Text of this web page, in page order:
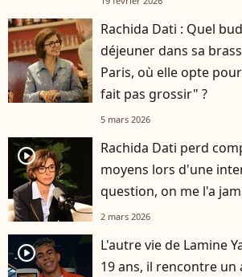
Rachida Dati : Quel
déjeuner dans sa
Paris, où elle opte
fait pas grossir" ?
5 mars 2026
player2
Rachida Dati perd
moyens lors d'une
question, on me l'a
2 mars 2026
player2
L'autre vie de Lamine
19 ans, il rencontre